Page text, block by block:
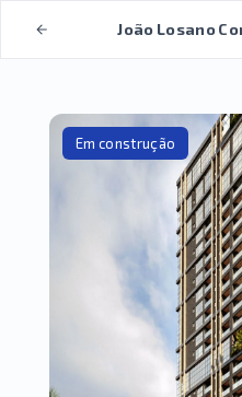
João Losano
Em construção